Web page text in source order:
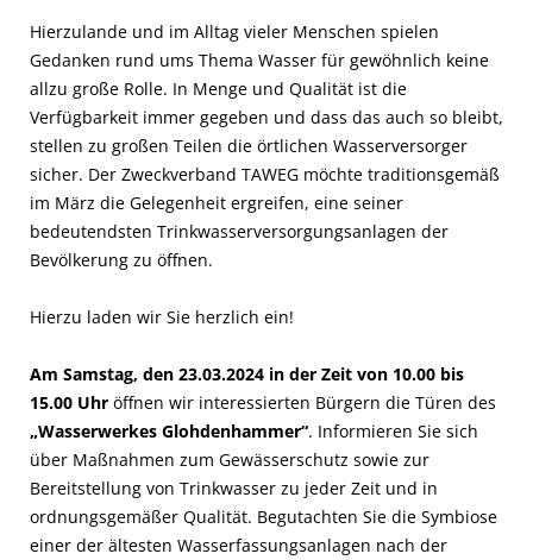
Hierzulande und im Alltag vieler Menschen spielen
Gedanken rund ums Thema Wasser für gewöhnlich keine
allzu große Rolle. In Menge und Qualität ist die
Verfügbarkeit immer gegeben und dass das auch so bleibt,
stellen zu großen Teilen die örtlichen Wasserversorger
sicher. Der Zweckverband TAWEG möchte traditionsgemäß
im März die Gelegenheit ergreifen, eine seiner
bedeutendsten Trinkwasserversorgungsanlagen der
Bevölkerung zu öffnen.
Hierzu laden wir Sie herzlich ein!
Am Samstag, den 23.03.2024 in der Zeit von 10.00 bis
15.00 Uhr öffnen wir interessierten Bürgern die Türen des
„Wasserwerkes Glohdenhammer“. Informieren Sie sich
über Maßnahmen zum Gewässerschutz sowie zur
Bereitstellung von Trinkwasser zu jeder Zeit und in
ordnungsgemäßer Qualität. Begutachten Sie die Symbiose
einer der ältesten Wasserfassungsanlagen nach der